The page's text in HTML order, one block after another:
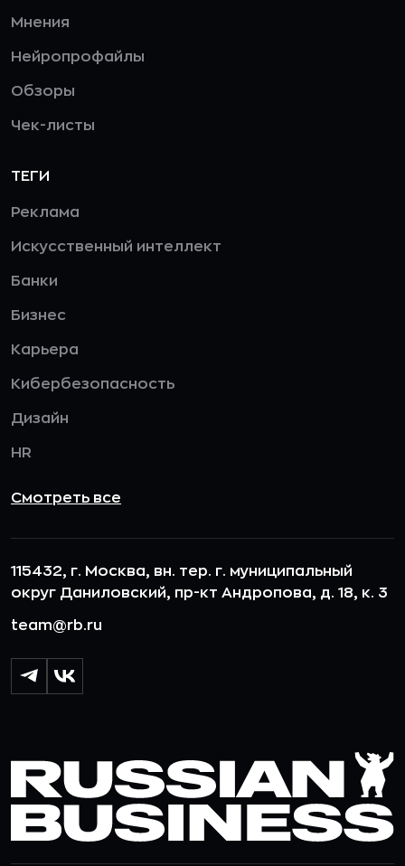
Мнения
Нейропрофайлы
Обзоры
Чек-листы
ТЕГИ
Реклама
Искусственный интеллект
Банки
Бизнес
Карьера
Кибербезопасность
Дизайн
HR
Смотреть все
115432, г. Москва, вн. тер. г. муниципальный
округ Даниловский, пр-кт Андропова, д. 18, к. 3
team@rb.ru